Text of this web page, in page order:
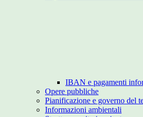
IBAN e pagamenti
Opere pubbliche
Pianificazione e governo del
Informazioni ambientali